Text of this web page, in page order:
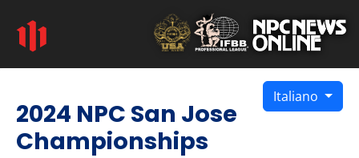
Italiano
2024 NPC San Jose
Championships